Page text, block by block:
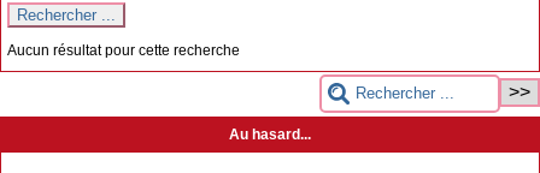
Aucun résultat pour cette recherche
Au hasard...